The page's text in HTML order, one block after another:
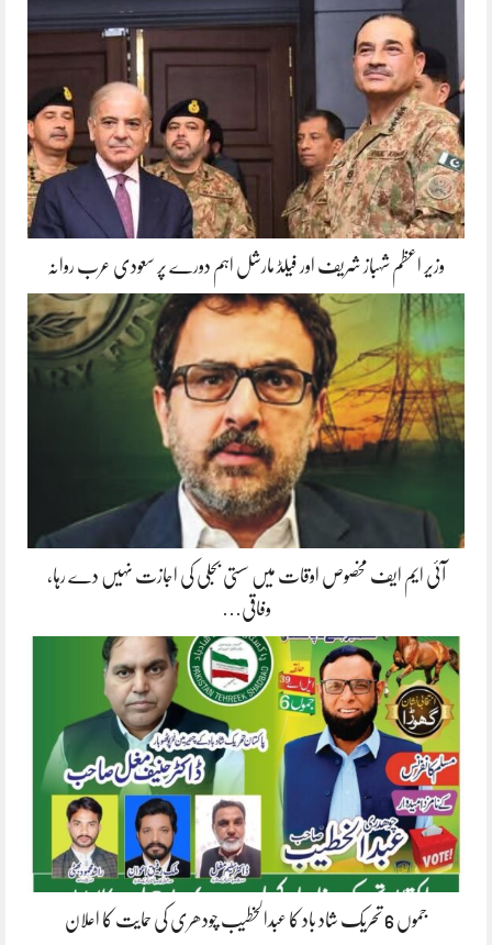
وزیر اعظم شہباز شریف اور فیلڈ مارشل اہم دورے پر سعودی عرب روانہ
آئی ایم ایف مخصوص اوقات میں سستی بجلی کی اجازت نہیں دے رہا،
وفاقی…
جموں 6 تحریک شاد باد کا عبدالخطیب چودھری کی حمایت کا اعلان